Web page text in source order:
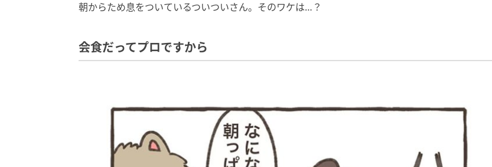
朝からため息をついているついついさん。そのワケは…？
会食だってプロですから